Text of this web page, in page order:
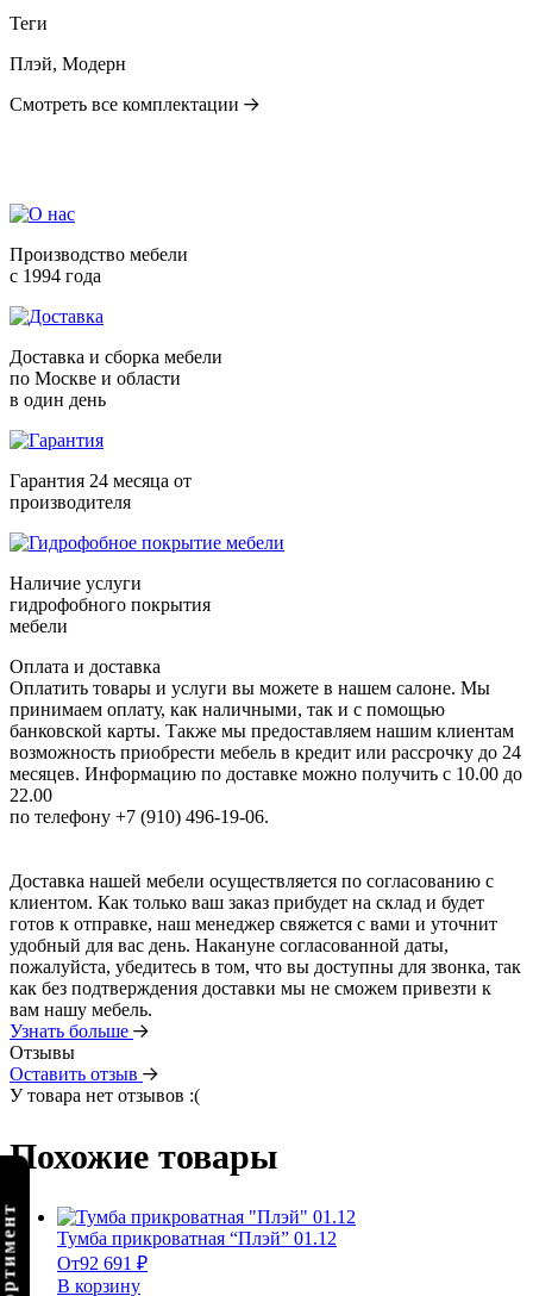
Теги
Плэй, Модерн
Смотреть все комплектации
Производство мебели
с 1994 года
Доставка и сборка мебели
по Москве и области
в один день
Гарантия 24 месяца от
производителя
Наличие услуги
гидрофобного покрытия
мебели
Оплата и доставка
Оплатить товары и услуги вы можете в нашем салоне. Мы
принимаем оплату, как наличными, так и с помощью
банковской карты. Также мы предоставляем нашим клиентам
возможность приобрести мебель в кредит или рассрочку до 24
месяцев. Информацию по доставке можно получить с 10.00 до
22.00
по телефону +7 (910) 496-19-06.
Доставка нашей мебели осуществляется по согласованию с
клиентом. Как только ваш заказ прибудет на склад и будет
готов к отправке, наш менеджер свяжется с вами и уточнит
удобный для вас день. Накануне согласованной даты,
пожалуйста, убедитесь в том, что вы доступны для звонка, так
как без подтверждения доставки мы не сможем привезти к
вам нашу мебель.
Узнать больше
Отзывы
Оставить отзыв
У товара нет отзывов :(
Похожие товары
Тумба прикроватная “Плэй” 01.12
От92 691 ₽
В корзину